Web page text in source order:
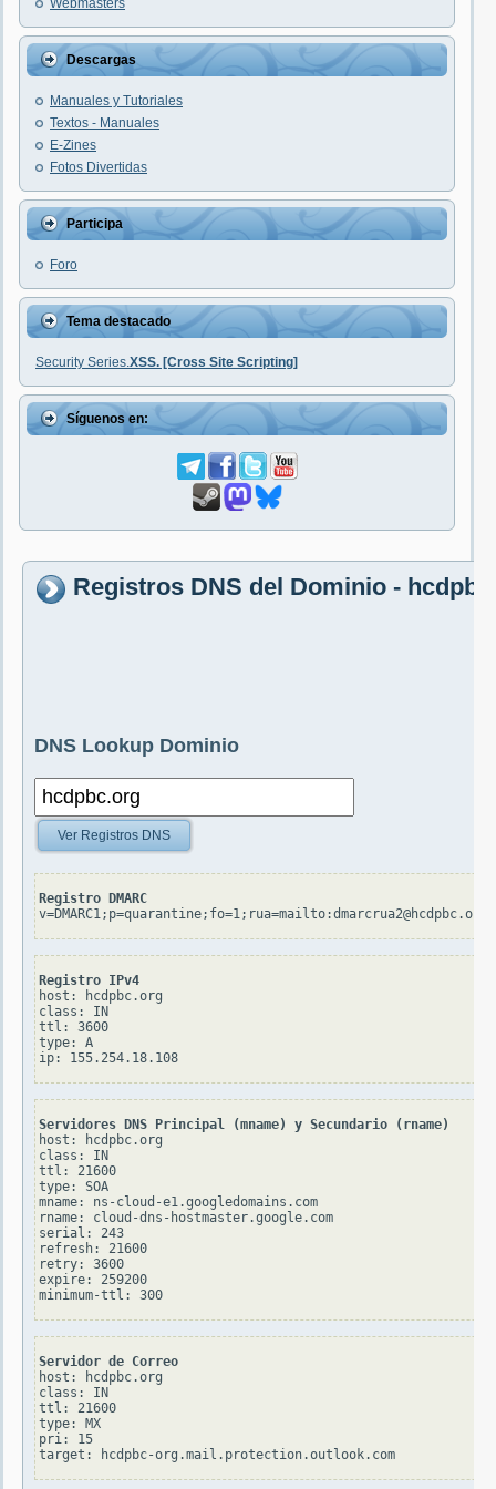
Webmasters
Descargas
Manuales y Tutoriales
Textos - Manuales
E-Zines
Fotos Divertidas
Participa
Foro
Tema destacado
Security Series.XSS. [Cross Site Scripting]
Síguenos en:
Registros DNS del Dominio -
DNS Lookup Dominio
Ver Registros DNS
Registro DMARC
Registro IPv4
host: hcdpbc.org
class: IN
ttl: 3600
type: A
Servidores DNS Principal (mname) y Secundario (rname)
host: hcdpbc.org
class: IN
ttl: 21600
type: SOA
mname: ns-cloud-e1.googledomains.com
rname: cloud-dns-hostmaster.google.com
serial: 243
refresh: 21600
retry: 3600
expire: 259200
Servidor de Correo
host: hcdpbc.org
class: IN
ttl: 21600
type: MX
pri: 15